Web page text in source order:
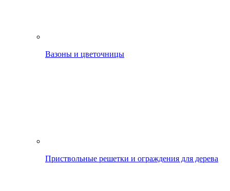
Вазоны и цветочницы
Приствольные решетки и ограждения для дерева